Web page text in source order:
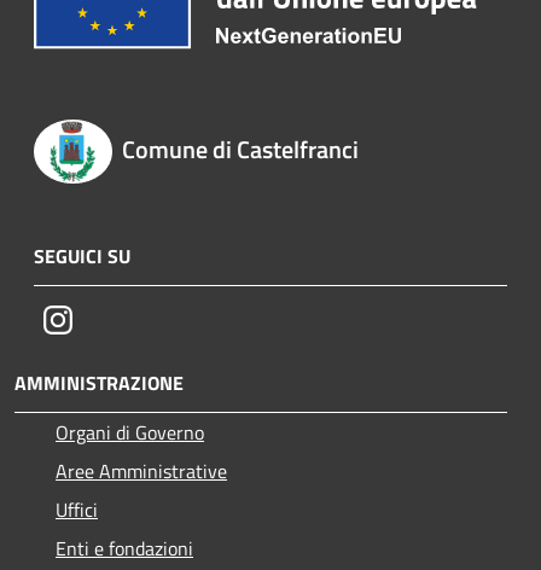
Comune di Castelfranci
SEGUICI SU
Instagram
AMMINISTRAZIONE
Organi di Governo
Aree Amministrative
Uffici
Enti e fondazioni